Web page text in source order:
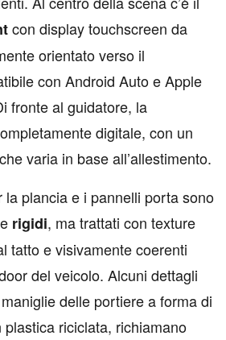
con display touchscreen da
orientato verso il
con Android Auto e Apple
fronte al guidatore, la
digitale, con un
varia in base all’allestimento.
la plancia e i pannelli porta sono
rigidi, ma trattati con texture
tatto e visivamente coerenti
del veicolo. Alcuni dettagli
delle portiere a forma di
riciclata, richiamano